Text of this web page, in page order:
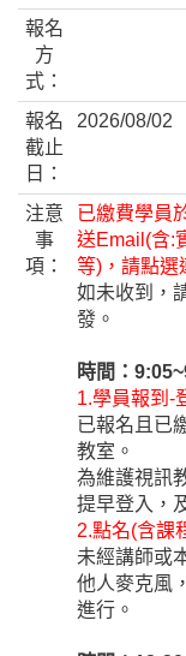
報名
方
式：
報名
截止
日：
2026/08/02
注意
事
項：
已繳費學員
送Email(含:
等)，請點選
如未收到，
發。
時間：
1.學員報到-
已報名且已
教室。
為維護視訊
提早登入，
2.點名(含課
未經講師或
他人麥克風
進行。